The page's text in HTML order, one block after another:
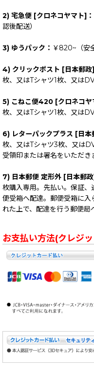
2) 宅急便 [クロネコヤマト]：
認後配送）
3) ゆうパック： ￥820~（安
4) クリックポスト [日本郵政]
枚、又はTシャツ1枚、又は
5) こねこ便420 [クロネコヤ
枚、又はTシャツ1枚、又は
6) レターパックプラス [日本
枚、又はTシャツ3枚、又は
受領印または署名をいただき
7) 日本郵便 定形外 [日本郵政
枚購入専用。先払い。保証
便受箱へ配達。郵便受箱に
れた上で、配達を行う郵便局
お支払い方法(クレジ